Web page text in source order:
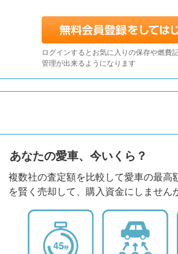
ログインするとお気に入りの保存や燃費
管理が出来るようになります
あなたの愛車、今いくら？
複数社の査定額を比較して愛車の最高
を賢く売却して、購入資金にしません